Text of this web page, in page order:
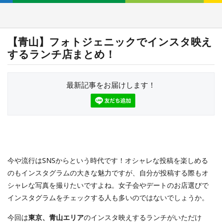
【青山】フォトジェニックでインスタ映え
するランチ店まとめ！
最新記事をお届けします！
今や流行はSNSからという時代です！オシャレな投稿を楽しめる
のもインスタグラムの大きな魅力ですが、自分が投稿する際もオ
シャレな写真を撮りたいですよね。女子会やデートのお店選びで
インスタグラムをチェックする人も多いのではないでしょうか。
今回は東京、青山エリアのインスタ映えするランチがいただけ